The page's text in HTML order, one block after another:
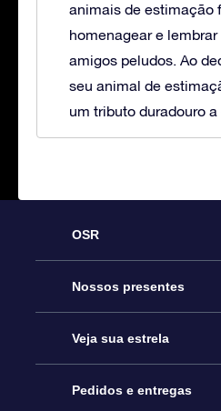
animais de estimação
homenagear e
amigos peludos. Ao
seu animal de
um tributo duradouro a
OSR
Serviço
Entre em contato conosco
Blog
Nossos presentes
Presente estrelar on-line
Pacote de presente da
Veja sua estrela
Star Register
Pedidos e entregas